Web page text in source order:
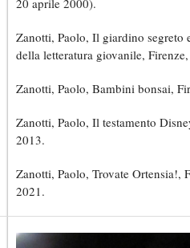
20 aprile 2000).
Zanotti, Paolo, Il giardino segreto
della letteratura giovanile,
Zanotti, Paolo, Bambini bonsai,
Zanotti, Paolo, Il testamento
2013.
Zanotti, Paolo, Trovate Ortensia!,
2021.